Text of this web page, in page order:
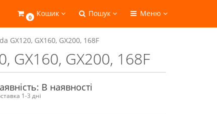
0 Кошик Пошук Меню
GX120, GX160, GX200, 168F
GX160, GX200, 168F
В наявності
1-3 дні